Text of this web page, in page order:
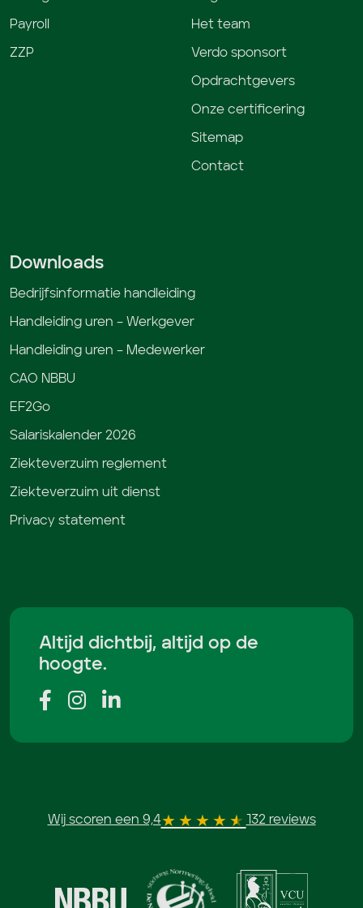
Payroll
ZZP
Het team
Verdo sponsort
Opdrachtgevers
Onze certificering
Sitemap
Contact
Downloads
Bedrijfsinformatie handleiding
Handleiding uren – Werkgever
Handleiding uren – Medewerker
CAO NBBU
EF2Go
Salariskalender 2026
Ziekteverzuim reglement
Ziekteverzuim uit dienst
Privacy statement
Altijd dichtbij, altijd op de
hoogte.
Wij scoren een 9,4 132 reviews